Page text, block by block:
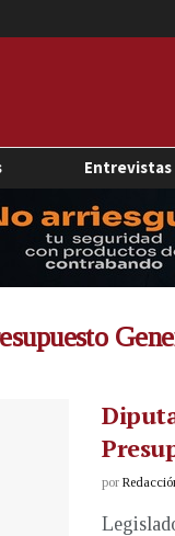
Entrevistas
por